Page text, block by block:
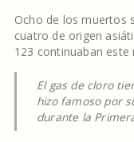
Ocho de los muertos
cuatro de origen
123 continuaban
El gas de cloro
hizo famoso por
durante la